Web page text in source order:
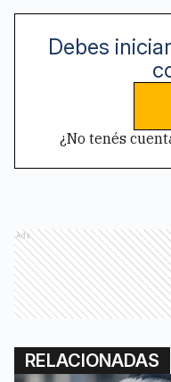
Debes
¿No tenés
Ads
RELACIONADAS